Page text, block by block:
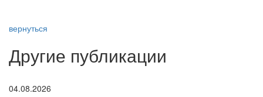
вернуться
Другие публикации
04.08.2026